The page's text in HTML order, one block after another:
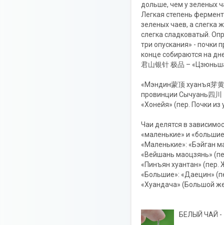
дольше, чем у зеленых
Легкая степень
зеленых чаев, а слегка
слегка сладковатый.
три опускания» - почки
конце собираются на
君山银针 极品 –
«Мэндин蒙顶 хуанъя芽
провинции Сычуань四川
«Хонейя» (пер. Почки
Чаи делятся в
«маленькие» и
«Маленькие»: «Бэйган
«Вейшань маоцзянь»
«Пинъян хуантан»
«Большие»: «Даецин»
«Хуандача» (Большой
БЕЛЫЙ ЧАЙ -